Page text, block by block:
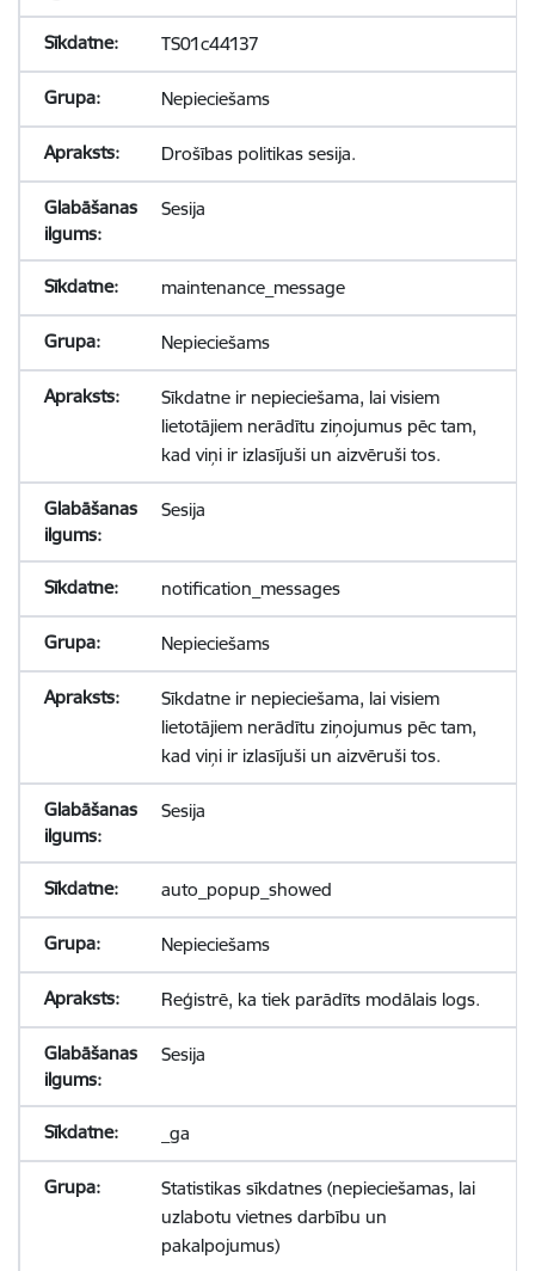
TS01c44137
Nepieciešams
Drošības politikas sesija.
Sesija
maintenance_message
Nepieciešams
Sīkdatne ir nepieciešama, lai visiem
lietotājiem nerādītu ziņojumus pēc tam,
kad viņi ir izlasījuši un aizvēruši tos.
Sesija
notification_messages
Nepieciešams
Sīkdatne ir nepieciešama, lai visiem
lietotājiem nerādītu ziņojumus pēc tam,
kad viņi ir izlasījuši un aizvēruši tos.
Sesija
auto_popup_showed
Nepieciešams
Reģistrē, ka tiek parādīts modālais logs.
Sesija
_ga
Statistikas sīkdatnes (nepieciešamas, lai
uzlabotu vietnes darbību un
pakalpojumus)